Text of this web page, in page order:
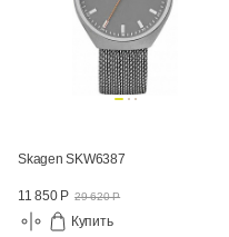
Skagen SKW6387
11 850 Р 29 620 Р
Купить